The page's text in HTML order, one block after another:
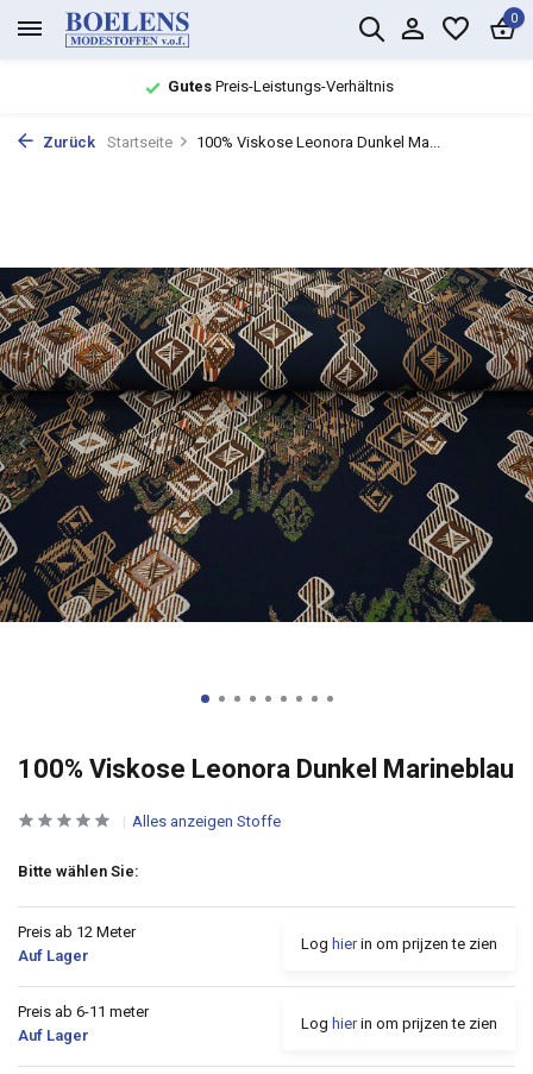
0
GutesPreis-Leistungs-Verhältnis
Zurück Startseite 100% Viskose Leonora Dunkel Ma...
100% Viskose Leonora Dunkel Marineblau
Alles anzeigen Stoffe
Bitte wählen Sie:
Preis ab 12 Meter
Auf Lager
Log hierin om prijzen te zien
Preis ab 6-11 meter
Auf Lager
Log hierin om prijzen te zien